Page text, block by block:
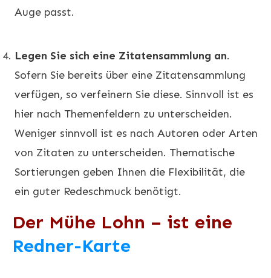
Auge passt.
Legen Sie sich eine Zitatensammlung an.
Sofern Sie bereits über eine Zitatensammlung
verfügen, so verfeinern Sie diese. Sinnvoll ist es
hier nach Themenfeldern zu unterscheiden.
Weniger sinnvoll ist es nach Autoren oder Arten
von Zitaten zu unterscheiden. Thematische
Sortierungen geben Ihnen die Flexibilität, die
ein guter Redeschmuck benötigt.
Der Mühe Lohn – ist eine
Redner-Karte